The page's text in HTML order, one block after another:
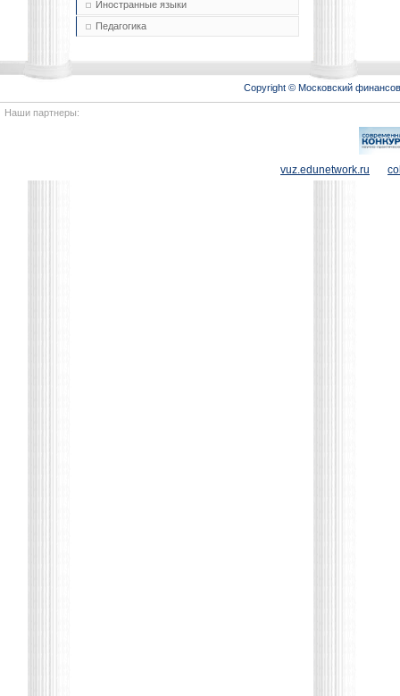
Иностранные языки
Педагогика
Copyright © Московский
Наши партнеры:
vuz.edunetwork.ru